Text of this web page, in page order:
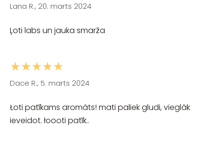
Lana R., 20. marts 2024
Ļoti labs un jauka smarža
★★★★★
Dace R., 5. marts 2024
Łoti patīkams aromàts! mati paliek gludi, vieglàk
ieveidot. łoooti patīk..